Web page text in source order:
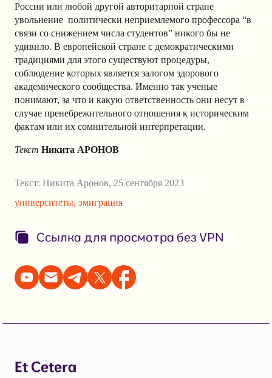
России или любой другой авторитарной стране
увольнение политически неприемлемого профессора “в
связи со снижением числа студентов” никого бы не
удивило. В европейской стране с демократическими
традициями для этого существуют процедуры,
соблюдение которых является залогом здорового
академического сообщества. Именно так ученые
понимают, за что и какую ответственность они несут в
случае пренебрежительного отношения к историческим
фактам или их сомнительной интерпретации.
Текст Никита АРОНОВ
Текст: Никита Аронов, 25 сентября 2023
университеты, эмиграция
Ссылка для просмотра без VPN
Et Cetera